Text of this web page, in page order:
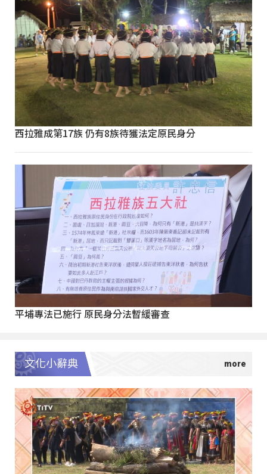
西拉雅成第17族 仍有8族待獲法定原民身分
平埔專法已施行 原民身分法暫緩審查
文化小辭典